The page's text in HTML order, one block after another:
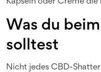
Kapseln oder Creme die
Was du
solltest
Nicht jedes CBD-